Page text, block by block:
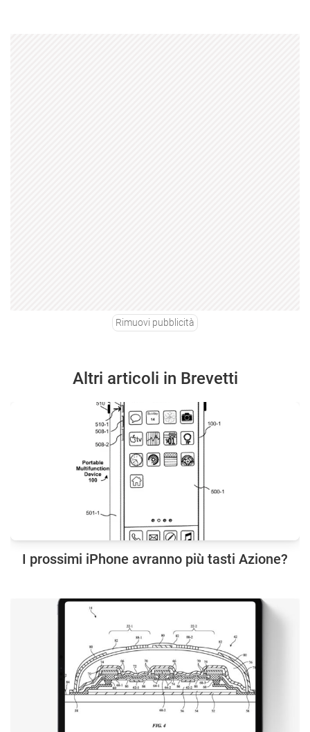
Rimuovi pubblicità
Altri articoli in Brevetti
I prossimi iPhone avranno più tasti Azione?